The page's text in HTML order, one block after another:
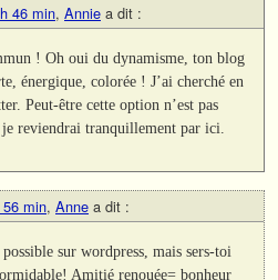
46 min, Annie a dit :
! Oh oui du dynamisme, ton blog
énergique, colorée ! J’ai cherché en
Peut-être cette option n’est pas
je reviendrai tranquillement par ici.
min, Anne a dit :
sur wordpress, mais sers-toi
Amitié renouée= bonheur